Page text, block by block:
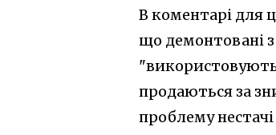
В коментарі для
що демонтовані
продаються за
проблему